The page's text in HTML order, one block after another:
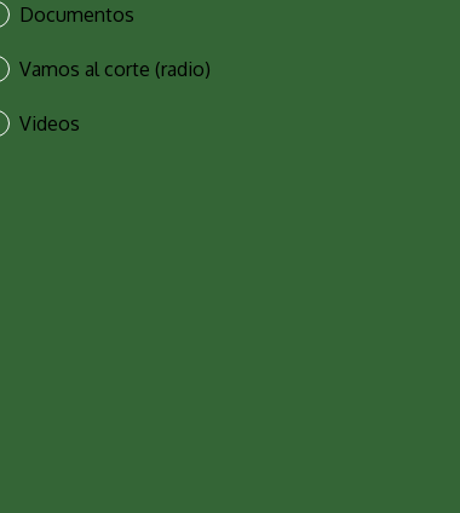
Documentos
Vamos al corte (radio)
Videos